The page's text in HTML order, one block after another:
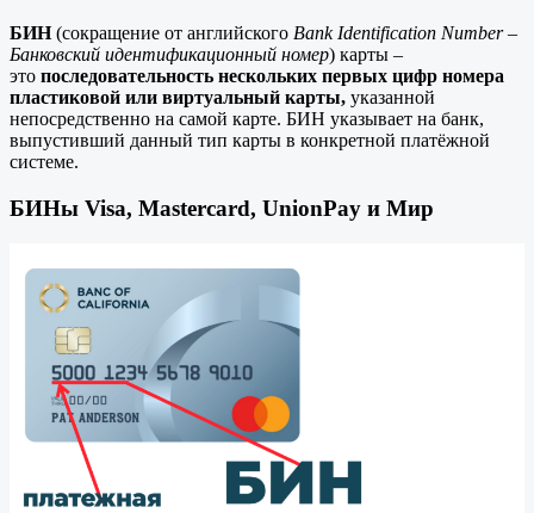
БИН(сокращение от английского Bank Identification Number–
Банковский идентификационный номер) карты –
это последовательность нескольких первых цифр номера
пластиковой или виртуальный карты, указанной
непосредственно на самой карте. БИН указывает на банк,
выпустивший данный тип карты в конкретной платёжной
системе.
БИНы Visa, Mastercard, UnionPay и Мир